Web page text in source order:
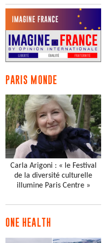
PARIS MONDE
Carla Arigoni : « le Festival
de la diversité culturelle
illumine Paris Centre »
ONE HEALTH